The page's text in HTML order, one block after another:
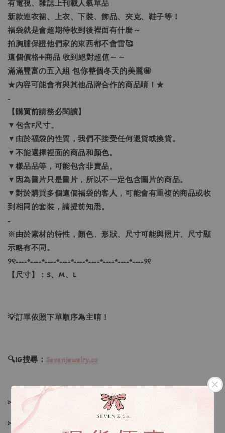
有電視、雜誌上刊載人氣單品
新款連衣裙、上衣、下裝、飾品、夾克、鞋子等！
福袋就是會超期待收到後裡面有什麼～
拍胸脯保證他們家的東西都不會雷🥰
這個價格➕商品 收到絕對超值～～
滿滿豐富の五入組 包你整個冬天的美麗🤩
★內容可能會有與其他品牌合作的商品唷！★
-
【購買前請務必閱讀】
▼包含F尺寸。
▼由於福袋的性質，我們不接受任何退貨或換貨。
▼不能選擇裡面的商品和顏色。
▼樣品品等，可能包含非賣品。
▼因為圖片只是圖片，所以不一定包含圖片的商品。
▼對於購買多個這個福袋的客人，可能會有重複的商品或收
到相同的套裝，請提前知悉。
-
※由於素材的特性，顏色、形狀、尺寸可能與照片、尺寸顯
示略有不同。
୨୧----*----*----*----*----*----*----*----*----୨୧
【尺寸】：S、M、L
💡訂單依照下單順序為主唷！
🔍IG搜尋： Sevenjewelry.co
▹現貨商品１～３日內寄出
▹預購商品７～２１日（不含假日）寄出，如遇缺貨請見諒！